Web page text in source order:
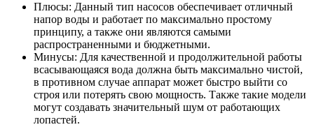
Плюсы: Данный тип насосов обеспечивает отличный
напор воды и работает по максимально простому
принципу, а также они являются самыми
распространенными и бюджетными.
Минусы: Для качественной и продолжительной работы
всасывающаяся вода должна быть максимально чистой,
в противном случае аппарат может быстро выйти со
строя или потерять свою мощность. Также такие модели
могут создавать значительный шум от работающих
лопастей.